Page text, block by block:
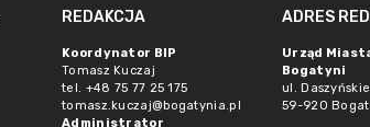
REDAKCJA
Koordynator BIP
Tomasz Kuczaj
tel. +48 75 77 25 175
tomasz.kuczaj@bogatynia.pl
Administrator
ADRES
Urząd
Bogatyni
ul.
59-920